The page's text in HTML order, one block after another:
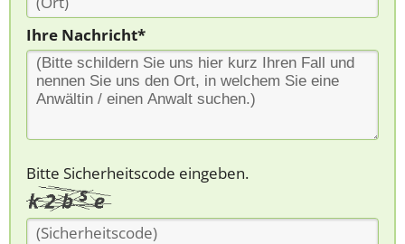
Ihre Nachricht*
Bitte Sicherheitscode eingeben.